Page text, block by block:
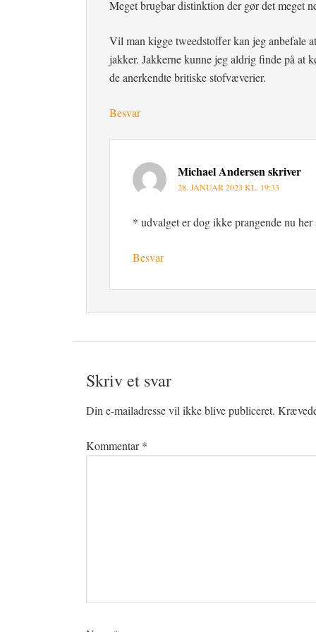
Meget brugbar distinktion der gør det meget
Vil man kigge tweedstoffer kan jeg anbefale
jakker. Jakkerne kunne jeg aldrig finde på at
de anerkendte britiske stofvæverier.
Besvar
Michael Andersenskriver
28. JANUAR 2023 KL. 19:33
* udvalget er dog ikke prangende nu her
Besvar
Skriv et svar
Din e-mailadresse vil ikke blive publiceret.
Kommentar*